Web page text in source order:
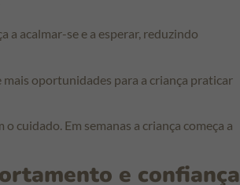
a acalmar-se e a esperar, reduzindo
mais oportunidades para a criança praticar
cuidado. Em semanas a criança começa a
e confiança